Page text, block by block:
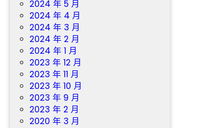
2024 年 5 月
2024 年 4 月
2024 年 3 月
2024 年 2 月
2024 年 1 月
2023 年 12 月
2023 年 11 月
2023 年 10 月
2023 年 9 月
2023 年 2 月
2020 年 3 月